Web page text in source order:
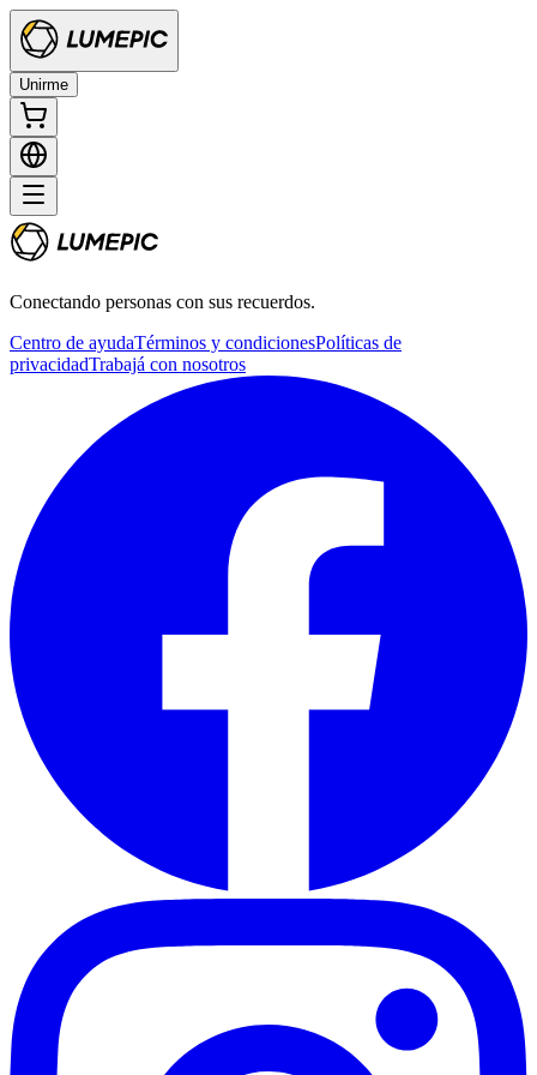
Unirme
Conectando personas con sus recuerdos.
Centro de ayudaTérminos y condicionesPolíticas de
privacidadTrabajá con nosotros